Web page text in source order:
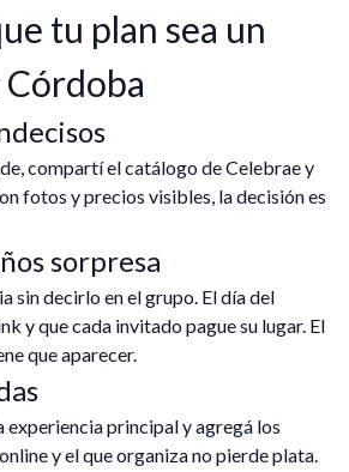
tu plan sea un
Córdoba
compartí el catálogo de Celebrae y
fotos y precios visibles, la decisión es
sorpresa
sin decirlo en el grupo. El día del
y que cada invitado pague su lugar. El
que aparecer.
experiencia principal y agregá los
y el que organiza no pierde plata.